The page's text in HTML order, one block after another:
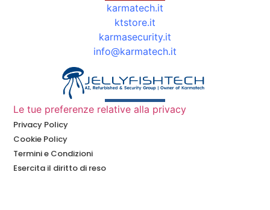
karmatech.it
ktstore.it
karmasecurity.it
info@karmatech.it
Le tue preferenze relative alla privacy
Privacy Policy
Cookie Policy
Termini e Condizioni
Esercita il diritto di reso